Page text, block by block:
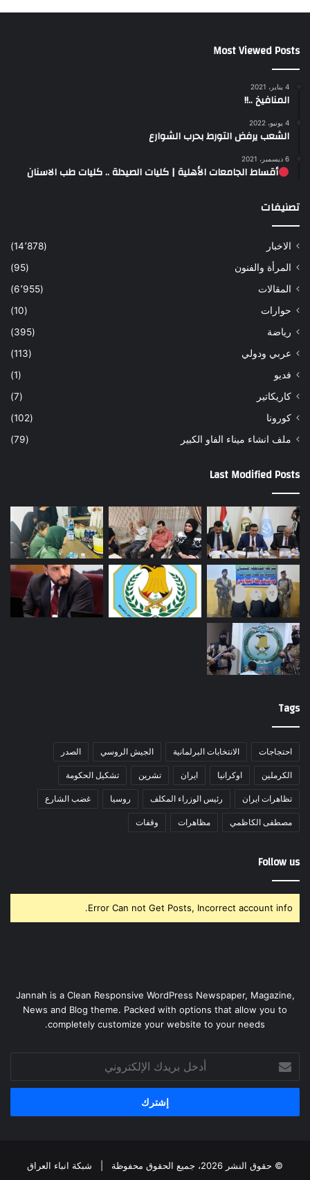
Most Viewed Posts
4 يناير، 2021
المنافيخ ..!!
4 يونيو، 2022
الشعب يرفض التورط بحرب الشوارع
6 ديسمبر، 2021
أقساط الجامعات الأهلية | كليات الصيدلة .. كليات طب الاسنان
تصنيفات
الاخبار
(14٬878)
المرأة والفنون
(95)
المقالات
(6٬955)
حوارات
(10)
رياضة
(395)
عربي ودولي
(113)
فديو
(1)
كاريكاتير
(7)
كورونا
(102)
ملف انشاء ميناء الفاو الكبير
(79)
Last Modified Posts
Tags
احتجاجات الانتخابات البرلمانية الجيش الروسي الصدر
الكرملين اوكرانيا ايران تشرين تشكيل الحكومة
تظاهرات ايران رئيس الوزراء المكلف روسيا غضب الشارع
مصطفى الكاظمي مظاهرات وقفات
Follow us
Error Can not Get Posts, Incorrect account info.
Jannah is a Clean Responsive WordPress Newspaper, Magazine,
News and Blog theme. Packed with options that allow you to
completely customize your website to your needs.
بريدك
الإلكتروني
© حقوق النشر 2026، جميع الحقوق محفوظة | شبكة انباء العراق